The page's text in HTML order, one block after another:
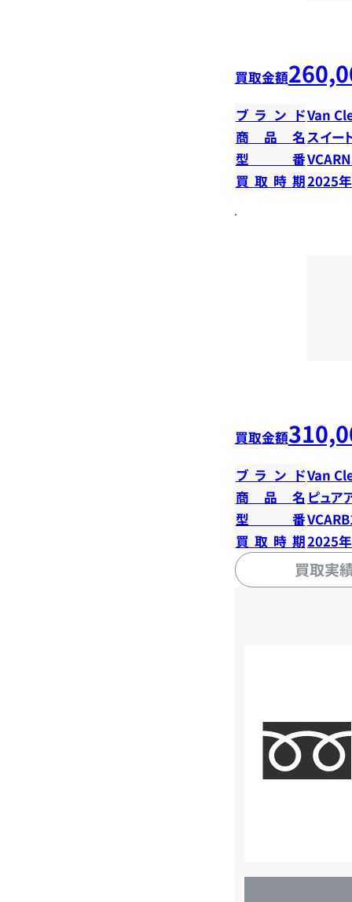
買取金額
ブランドVan
商品名スイー
型番
買取時期2025
買取金額
ブランドVan
商品名 ピュ
型番
買取時期2025
買取実